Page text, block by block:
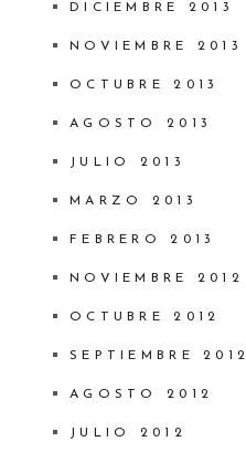
DICIEMBRE 2013
NOVIEMBRE 2013
OCTUBRE 2013
AGOSTO 2013
JULIO 2013
MARZO 2013
FEBRERO 2013
NOVIEMBRE 2012
OCTUBRE 2012
SEPTIEMBRE 2012
AGOSTO 2012
JULIO 2012